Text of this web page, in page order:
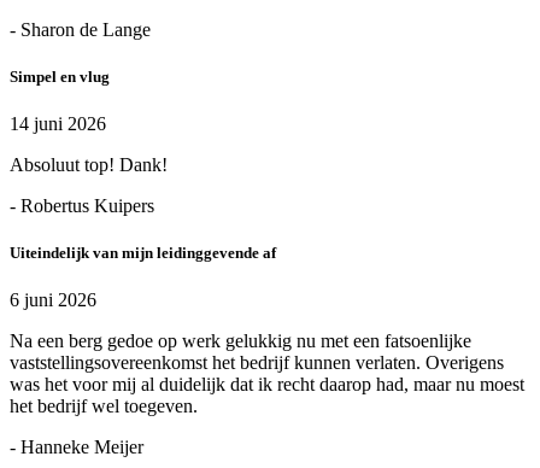
- Sharon de Lange
Simpel en vlug
14 juni 2026
Absoluut top! Dank!
- Robertus Kuipers
Uiteindelijk van mijn leidinggevende af
6 juni 2026
Na een berg gedoe op werk gelukkig nu met een fatsoenlijke
vaststellingsovereenkomst het bedrijf kunnen verlaten. Overigens
was het voor mij al duidelijk dat ik recht daarop had, maar nu moest
het bedrijf wel toegeven.
- Hanneke Meijer